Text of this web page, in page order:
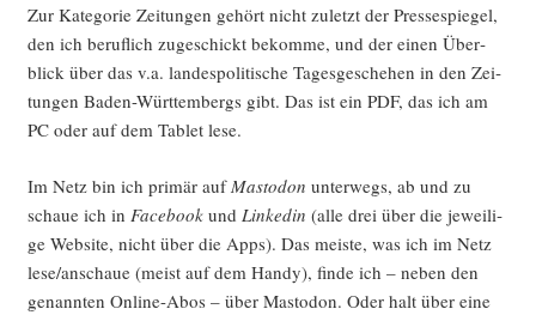
Zur Kate­go­rie Zei­tun­gen gehört nicht zuletzt der Pres­se­spie­gel,
den ich beruf­lich zuge­schickt bekom­me, und der einen Über­
blick über das v.a. lan­des­po­li­ti­sche Tages­ge­sche­hen in den Zei­
tun­gen Baden-Würt­tem­bergs gibt. Das ist ein PDF, das ich am
PC oder auf dem Tablet lese.
Im Netz bin ich pri­mär auf Mast­o­don unter­wegs, ab und zu
schaue ich in Face­book und Lin­ke­din (alle drei über die jewei­li­
ge Web­site, nicht über die Apps). Das meis­te, was ich im Netz
lese/anschaue (meist auf dem Han­dy), fin­de ich – neben den
genann­ten Online-Abos – über Mast­o­don. Oder halt über eine